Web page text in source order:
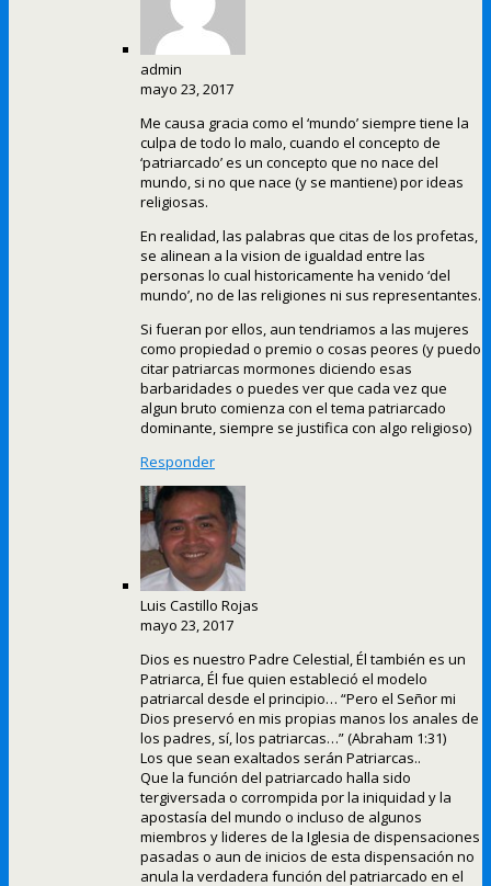
admin
mayo 23, 2017
Me causa gracia como el ‘mundo’ siempre tiene la
culpa de todo lo malo, cuando el concepto de
‘patriarcado’ es un concepto que no nace del
mundo, si no que nace (y se mantiene) por ideas
religiosas.
En realidad, las palabras que citas de los profetas,
se alinean a la vision de igualdad entre las
personas lo cual historicamente ha venido ‘del
mundo’, no de las religiones ni sus representantes.
Si fueran por ellos, aun tendriamos a las mujeres
como propiedad o premio o cosas peores (y puedo
citar patriarcas mormones diciendo esas
barbaridades o puedes ver que cada vez que
algun bruto comienza con el tema patriarcado
dominante, siempre se justifica con algo religioso)
Responder
Luis Castillo Rojas
mayo 23, 2017
Dios es nuestro Padre Celestial, Él también es un
Patriarca, Él fue quien estableció el modelo
patriarcal desde el principio… “Pero el Señor mi
Dios preservó en mis propias manos los anales de
los padres, sí, los patriarcas…” (Abraham 1:31)
Los que sean exaltados serán Patriarcas..
Que la función del patriarcado halla sido
tergiversada o corrompida por la iniquidad y la
apostasía del mundo o incluso de algunos
miembros y lideres de la Iglesia de dispensaciones
pasadas o aun de inicios de esta dispensación no
anula la verdadera función del patriarcado en el